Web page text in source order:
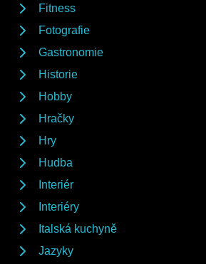
Fitness
Fotografie
Gastronomie
Historie
Hobby
Hračky
Hry
Hudba
Interiér
Interiéry
Italská kuchyně
Jazyky